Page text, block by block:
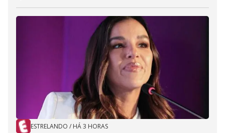
ESTRELANDO / HÁ 3 HORAS